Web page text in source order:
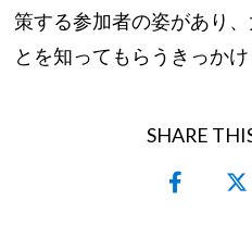
策する参加者の姿があり
とを知ってもらうきっかけ
SHARE